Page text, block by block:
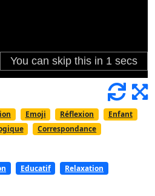
Emoji Réflexion
Enfant
Correspondance
Educatif
Relaxation